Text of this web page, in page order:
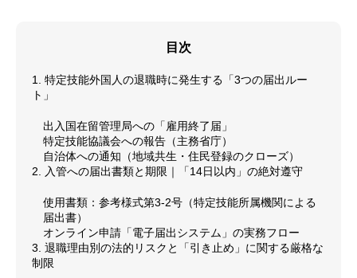
目次
1. 特定技能外国人の退職時に発生する「3つの届出ルー
ト」
出入国在留管理局への「雇用終了届」
特定技能協議会への報告（主務省庁）
自治体への通知（地域共生・住民登録のクローズ）
2. 入管への届出書類と期限｜「14日以内」の絶対遵守
使用書類：参考様式第3-2号（特定技能所属機関による
届出書）
オンライン申請「電子届出システム」の実務フロー
3. 退職理由別の法的リスクと「引き止め」に関する厳格な
制限